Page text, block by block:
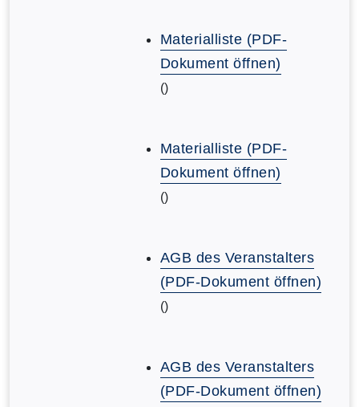
Materialliste (PDF-
Dokument öffnen)
()
Materialliste (PDF-
Dokument öffnen)
()
AGB des Veranstalters
(PDF-Dokument öffnen)
()
AGB des Veranstalters
(PDF-Dokument öffnen)